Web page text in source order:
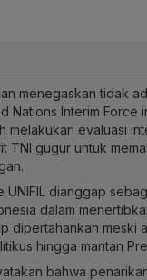
menegaskan tidak
Nations Interim Force
melakukan evaluasi
TNI gugur untuk
UNIFIL dianggap
dalam
dipertahankan meski
hingga mantan
bahwa